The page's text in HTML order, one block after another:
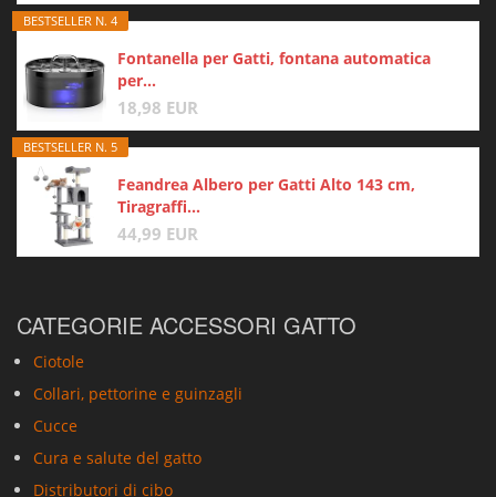
BESTSELLER N. 4
Fontanella per Gatti, fontana automatica
per...
18,98 EUR
BESTSELLER N. 5
Feandrea Albero per Gatti Alto 143 cm,
Tiragraffi...
44,99 EUR
CATEGORIE ACCESSORI GATTO
Ciotole
Collari, pettorine e guinzagli
Cucce
Cura e salute del gatto
Distributori di cibo